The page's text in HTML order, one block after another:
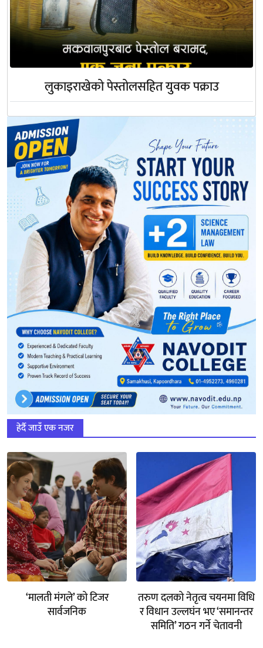
लुकाइराखेको पेस्तोलसहित युवक पक्राउ
हेर्दै जाउँ एक नजर
‘मालती मंगले’ को टिजर
सार्वजनिक
तरुण दलको नेतृत्व चयनमा विधि
र विधान उल्लघंन भए ‘समानन्तर
समिति’ गठन गर्ने चेतावनी